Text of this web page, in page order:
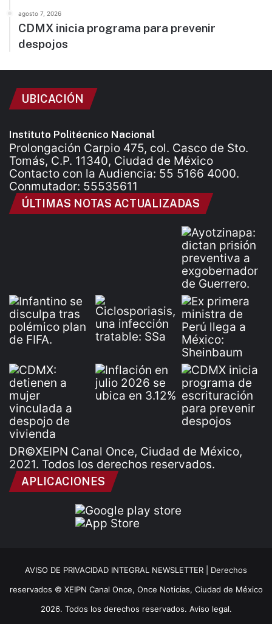
agosto 7, 2026
CDMX inicia programa para prevenir
despojos
UBICACIÓN
Instituto Politécnico Nacional
Prolongación Carpio 475, col. Casco de Sto.
Tomás, C.P. 11340, Ciudad de México
Contacto con la Audiencia: 55 5166 4000.
Conmutador: 55535611
ÚLTIMAS NOTAS ACTUALIZADAS
DR©XEIPN Canal Once, Ciudad de México,
2021. Todos los derechos reservados.
APLICACIONES
AVISO DE PRIVACIDAD INTEGRAL NEWSLETTER | Derechos
reservados © XEIPN Canal Once, Once Noticias, Ciudad de México
2026. Todos los derechos reservados. Aviso legal.